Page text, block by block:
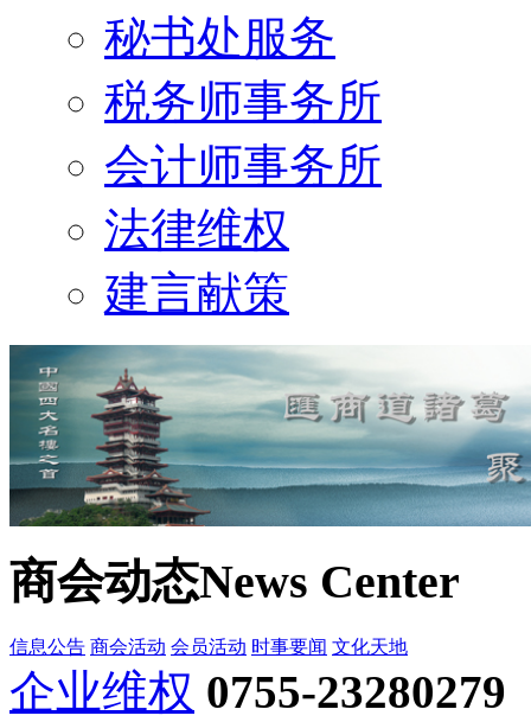
秘书处服务
税务师事务所
会计师事务所
法律维权
建言献策
商会动态News Center
信息公告 商会活动 会员活动 时事要闻 文化天地
企业维权 0755-23280279